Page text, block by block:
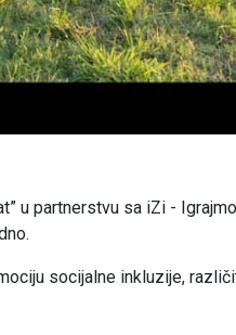
u partnerstvu sa iZi - Igrajmo
socijalne inkluzije,